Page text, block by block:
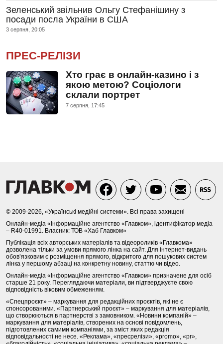
Зеленський звільнив Ольгу Стефанішину з
посади посла України в США
3 серпня, 20:05
ПРЕС-РЕЛІЗИ
Хто грає в онлайн-казино і з
якою метою? Соціологи
склали портрет
7 серпня, 17:45
© 2009-2026, «Українські медійні системи». Всі права захищені
Онлайн-медіа «Інформаційне агентство «Главком», ідентифікатор медіа
– R40-01991. Власник: ТОВ «Хаб Главком»
Публікація всіх авторських матеріалів та відеороликів «Главкома»
дозволена тільки за умови прямого лінка на сайт. Для інтернет-видань
обов’язковим є розміщення прямого, відкритого для пошукових систем
лінка у першому абзаці на конкретну новину, статтю чи відео.
Онлайн-медіа «Інформаційне агентство «Главком» призначене для осіб
старше 21 року. Переглядаючи матеріали, ви підтверджуєте свою
відповідність віковим обмеженням.
«Спецпроєкт» – маркування для редакційних проєктів, які не є
спонсорованими. «Партнерський проєкт» – маркування для матеріалів,
що створюються в партнерстві з замовником. «Новини компаній» –
маркування для матеріалів, створених на основі повідомлень,
підготовлених самими компаніями, за зміст яких редакція
відповідальності не несе. «Реклама», «пресрелізи», «promo», «pr»,